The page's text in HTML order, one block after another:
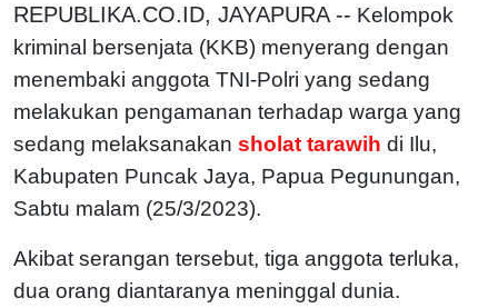
REPUBLIKA.CO.ID, JAYAPURA -- Kelompok
kriminal bersenjata (KKB) menyerang dengan
menembaki anggota TNI-Polri yang sedang
melakukan pengamanan terhadap warga yang
sedang melaksanakan sholat tarawih di Ilu,
Kabupaten Puncak Jaya, Papua Pegunungan,
Sabtu malam (25/3/2023).
Akibat serangan tersebut, tiga anggota terluka,
dua orang diantaranya meninggal dunia.